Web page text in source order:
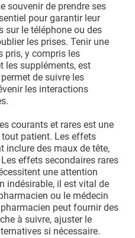
souvenir de prendre ses
pour garantir leur
sur le téléphone ou des
les prises. Tenir une
pris, y compris les
les suppléments, est
de suivre les
les interactions
courants et rares est une
patient. Les effets
inclure des maux de tête,
effets secondaires rares
une attention
indésirable, il est vital de
ou le médecin
peut fournir des
à suivre, ajuster le
si nécessaire.